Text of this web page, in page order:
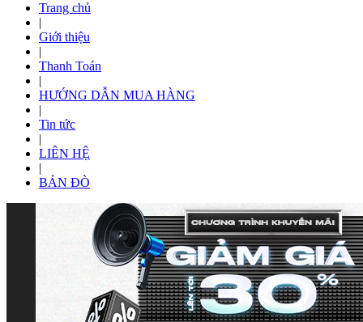
Trang chủ
|
Giới thiệu
|
Thanh Toán
|
HƯỚNG DẪN MUA HÀNG
|
Tin tức
|
LIÊN HỆ
|
BẢN ĐÒ